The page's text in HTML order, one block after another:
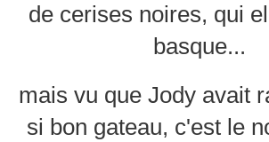
de cerises noires, qui
basque...
mais vu que Jody avait
si bon gateau, c'est le